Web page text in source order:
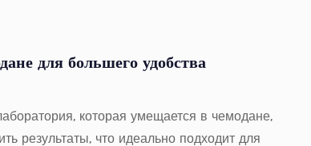
для большего удобства
которая умещается в чемодане,
результаты, что идеально подходит для